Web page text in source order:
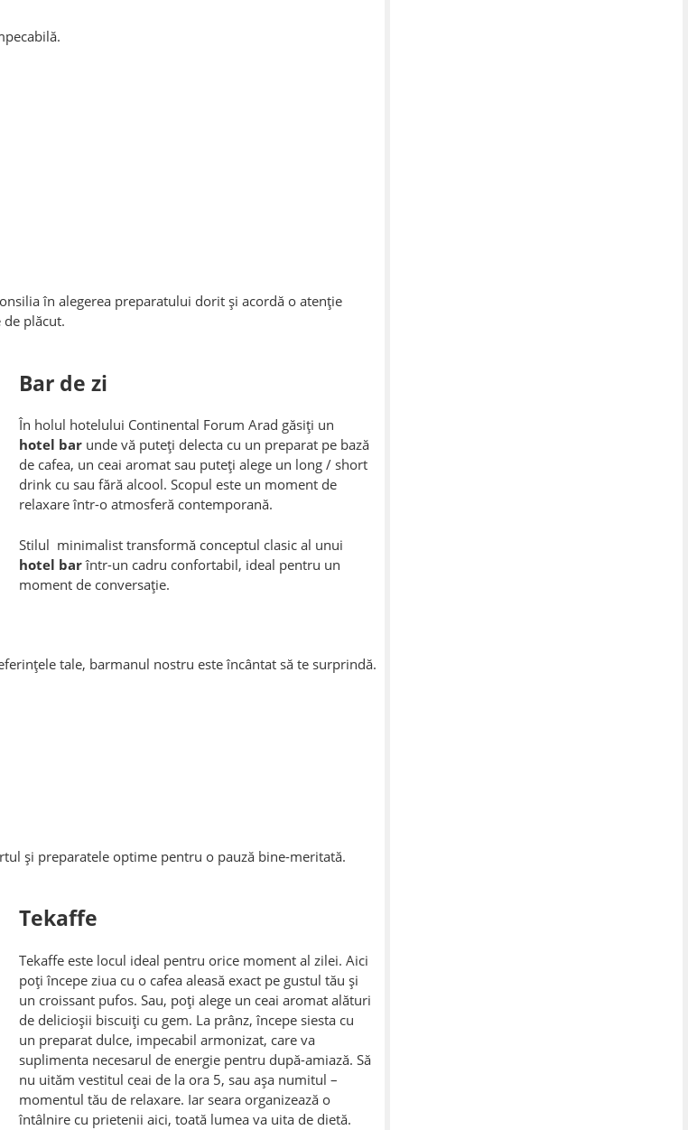
în alegerea preparatului dorit și acordă o atenție
plăcut.
Bar de zi
În holul hotelului Continental Forum Arad găsiți un
hotel bar unde vă puteți delecta cu un preparat pe bază
de cafea, un ceai aromat sau puteți alege un long / short
drink cu sau fără alcool. Scopul este un moment de
relaxare într-o atmosferă contemporană.
Stilul minimalist transformă conceptul clasic al unui
hotel barîntr-un cadru confortabil, ideal pentru un
moment de conversație.
tale, barmanul nostru este încântat să te surprindă.
și preparatele optime pentru o pauză bine-meritată.
Tekaffe
Tekaffe este locul ideal pentru orice moment al zilei. Aici
poți începe ziua cu o cafea aleasă exact pe gustul tău și
un croissant pufos. Sau, poți alege un ceai aromat alături
de delicioșii biscuiți cu gem. La prânz, începe siesta cu
un preparat dulce, impecabil armonizat, care va
suplimenta necesarul de energie pentru după-amiază. Să
nu uităm vestitul ceai de la ora 5, sau așa numitul –
momentul tău de relaxare. Iar seara organizează o
întâlnire cu prietenii aici, toată lumea va uita de dietă.